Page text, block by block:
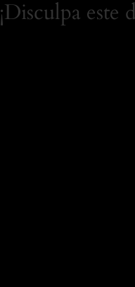
¡Disculpa este